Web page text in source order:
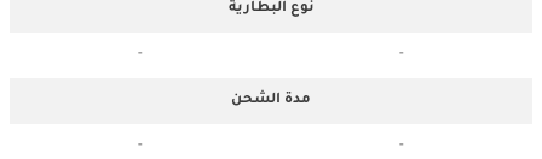
نوع البطارية
-
-
مدة الشحن
-
-